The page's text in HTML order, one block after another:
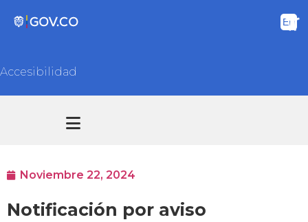
Accesibilidad
Noviembre 22, 2024
Notificación por aviso